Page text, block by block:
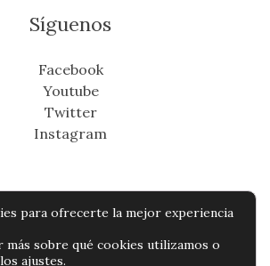
Síguenos
Facebook
Youtube
Twitter
Instagram
os direitos reservados -
suresteinfo.com
para ofrecerte la mejor experiencia
más sobre qué cookies utilizamos o
ajustes.